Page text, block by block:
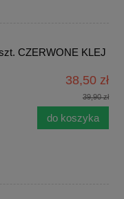
CZERWONE KLEJ
38,50 zł
39,90 zł
do koszyka